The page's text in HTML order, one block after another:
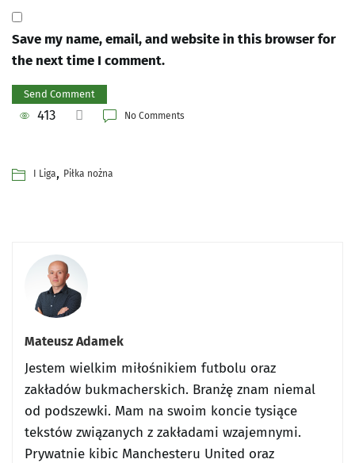
Save my name, email, and website in this browser for
the next time I comment.
413 No Comments
I Liga, Piłka nożna
Mateusz Adamek
Jestem wielkim miłośnikiem futbolu oraz
zakładów bukmacherskich. Branżę znam niemal
od podszewki. Mam na swoim koncie tysiące
tekstów związanych z zakładami wzajemnymi.
Prywatnie kibic Manchesteru United oraz